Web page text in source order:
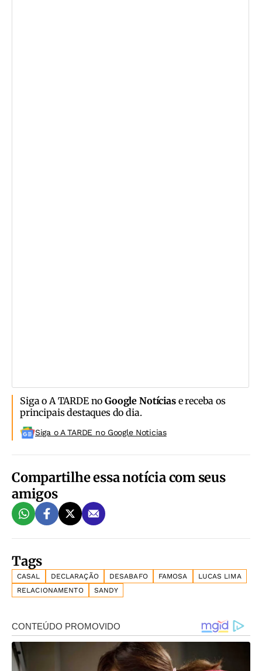
Siga o A TARDE noGoogle Notíciase receba os
principais destaques do dia.
Siga o A TARDE no Google Noticias
Compartilhe essa notícia com seus
amigos
Tags
CASAL DECLARAÇÃO DESABAFO FAMOSA
LUCAS LIMA
RELACIONAMENTO
SANDY